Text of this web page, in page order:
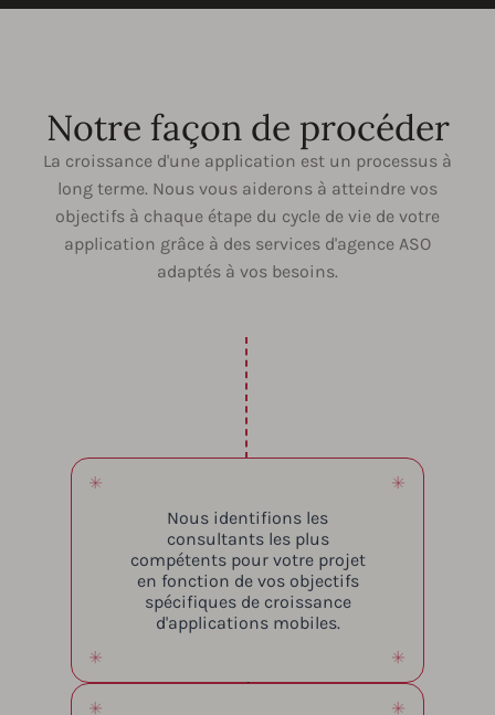
Notre façon de procéder
La croissance d'une application est un processus à
long terme. Nous vous aiderons à atteindre vos
objectifs à chaque étape du cycle de vie de votre
application grâce à des services d'agence ASO
adaptés à vos besoins.
Nous identifions les
consultants les plus
compétents pour votre projet
en fonction de vos objectifs
spécifiques de croissance
d'applications mobiles.